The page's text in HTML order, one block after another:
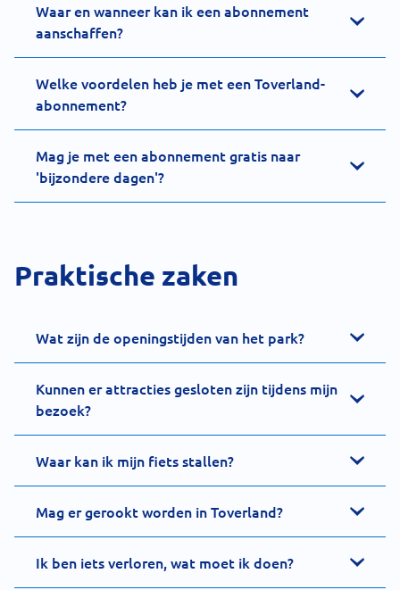
Waar en wanneer kan ik een abonnement
aanschaffen?
Welke voordelen heb je met een Toverland-
abonnement?
Mag je met een abonnement gratis naar
'bijzondere dagen'?
Praktische zaken
Wat zijn de openingstijden van het park?
Kunnen er attracties gesloten zijn tijdens mijn
bezoek?
Waar kan ik mijn fiets stallen?
Mag er gerookt worden in Toverland?
Ik ben iets verloren, wat moet ik doen?